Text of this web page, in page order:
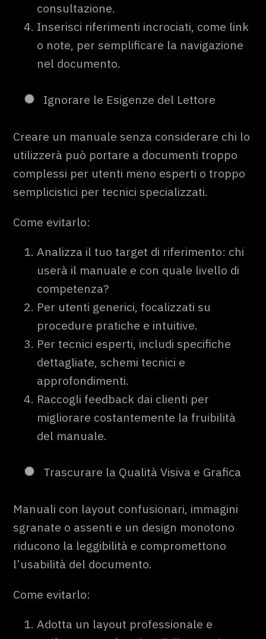
consultazione.
Inserisci riferimenti incrociati, come link
o note, per semplificare la navigazione
nel documento.
Ignorare le Esigenze del Lettore
Creare un manuale senza considerare chi lo
utilizzerà può portare a documenti troppo
complessi per utenti meno esperti o troppo
semplicistici per tecnici specializzati.
Come evitarlo:
Analizza il tuo target di riferimento: chi
userà il manuale e con quale livello di
competenza?
Per utenti generici, focalizzati su
procedure pratiche e intuitive.
Per tecnici esperti, includi specifiche
dettagliate, schemi tecnici e
approfondimenti.
Raccogli feedback dai clienti per
migliorare costantemente la fruibilità
del manuale.
Trascurare la Qualità Visiva e Grafica
Manuali con layout confusionari, immagini
sgranate o assenti e un design monotono
riducono la leggibilità e compromettono
l’usabilità del documento.
Come evitarlo:
Adotta un layout professionale e